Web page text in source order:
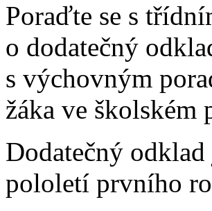
Poraďte se s
o dodatečný
s výchovným
žáka ve školském
Dodatečný
pololetí prvního